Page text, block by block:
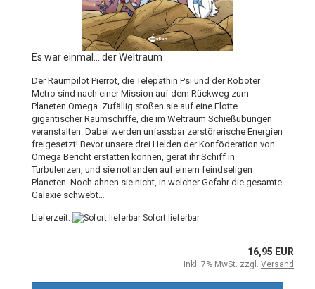
Es war einmal... der Weltraum
Der Raumpilot Pierrot, die Telepathin Psi und der Roboter
Metro sind nach einer Mission auf dem Rückweg zum
Planeten Omega. Zufällig stoßen sie auf eine Flotte
gigantischer Raumschiffe, die im Weltraum Schießübungen
veranstalten. Dabei werden unfassbar zerstörerische Energien
freigesetzt! Bevor unsere drei Helden der Konföderation von
Omega Bericht erstatten können, gerät ihr Schiff in
Turbulenzen, und sie notlanden auf einem feindseligen
Planeten. Noch ahnen sie nicht, in welcher Gefahr die gesamte
Galaxie schwebt…
Lieferzeit: Sofort lieferbar
16,95 EUR
inkl. 7% MwSt. zzgl. Versand